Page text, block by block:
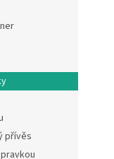
přívěs